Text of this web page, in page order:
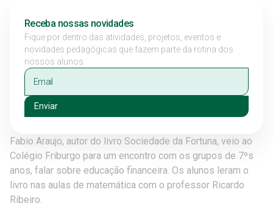
Receba nossas novidades
Fique por dentro das atividades, projetos, eventos e
novidades pedagógicas que fazem parte da rotina dos
nossos alunos.
Enviar
Fabio Araujo, autor do livro Sociedade da Fortuna, veio ao
Colégio Friburgo para um encontro com os grupos de 7ºs
anos, falar sobre educação financeira. Os alunos leram o
livro nas aulas de matemática com o professor Ricardo
Ribeiro.